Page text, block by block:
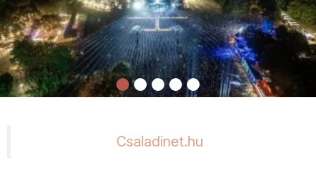
Csaladinet.hu